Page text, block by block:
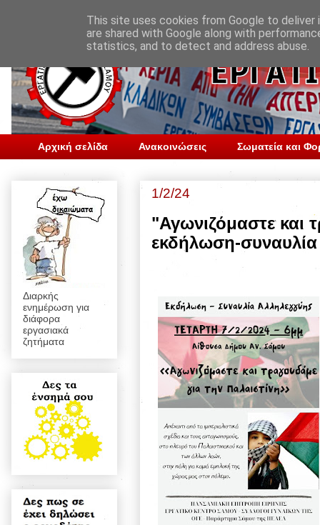
Αρχική σελίδα Ανακοινώσεις Σωματεία και
1/2/24
"Αγωνιζόμαστε και
εκδήλωση-συναυλία
Διαρκής
ενημέρωση για
διάφορα
εργασιακά
ζητήματα
This site uses cookies from Google to
are shared with Google along with
statistics, and to detect and address abuse.